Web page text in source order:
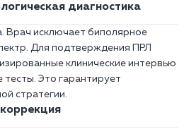
диагностика
Врач исключает биполярное
Для подтверждения ПРЛ
клинические интервью
тесты. Это гарантирует
стратегии.